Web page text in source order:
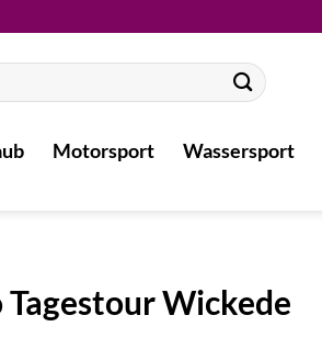
Motorsport Wassersport
Wickede